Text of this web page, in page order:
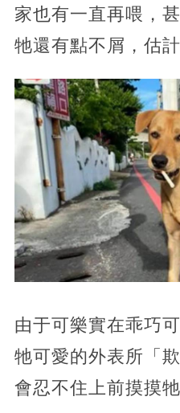
家也有一直再喂，
牠還有點不屑，估
由于可樂實在乖巧
牠可愛的外表所「
會忍不住上前摸摸牠